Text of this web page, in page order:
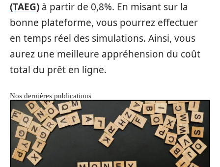
(TAEG) à partir de 0,8%. En misant sur la
bonne plateforme, vous pourrez effectuer
en temps réel des simulations. Ainsi, vous
aurez une meilleure appréhension du coût
total du prêt en ligne.
Nos dernières publications